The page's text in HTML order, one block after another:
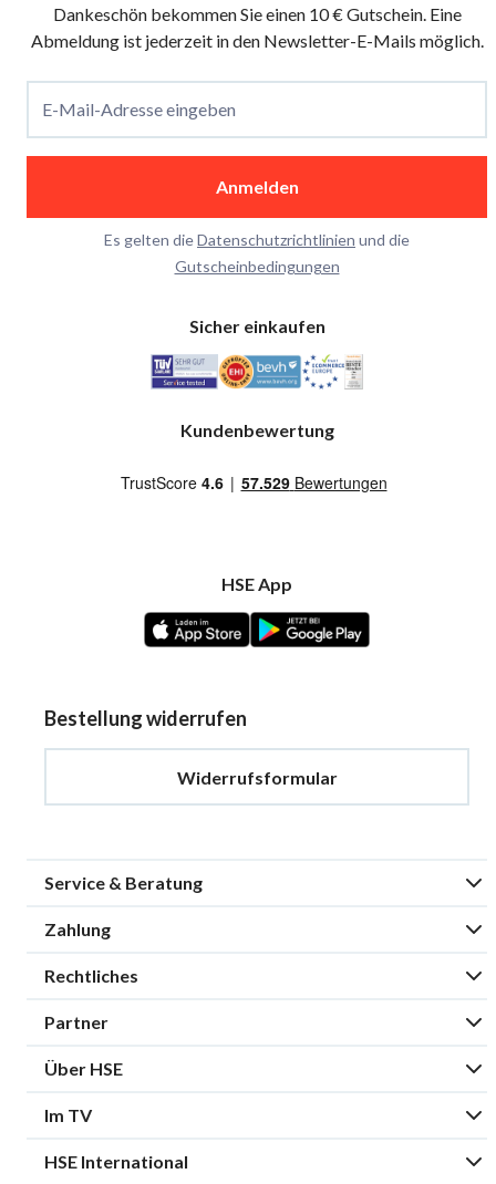
Dankeschön bekommen Sie einen 10 € Gutschein. Eine
Abmeldung ist jederzeit in den Newsletter-E-Mails möglich.
E-Mail-Adresse eingeben
Anmelden
Es gelten dieDatenschutzrichtlinien und die
Gutscheinbedingungen
Sicher einkaufen
Kundenbewertung
HSE App
Bestellung widerrufen
Widerrufsformular
Service & Beratung
Zahlung
Rechtliches
Partner
Über HSE
Im TV
HSE International